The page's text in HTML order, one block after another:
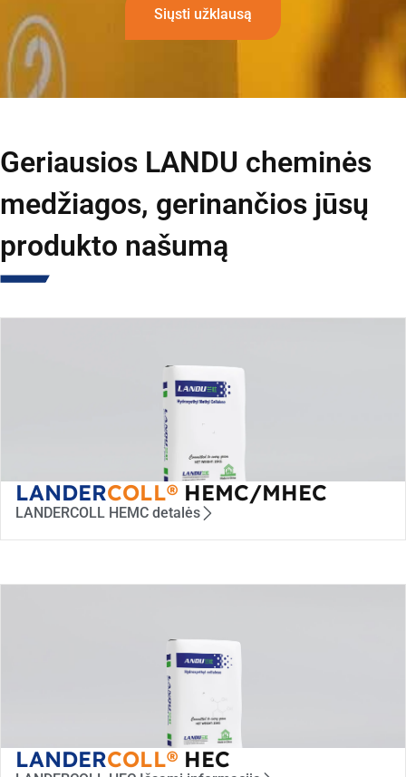
Siųsti užklausą
Geriausios LANDU cheminės
medžiagos, gerinančios jūsų
produkto našumą
LANDERCOLL® HEMC/MHEC
LANDERCOLL HEMC detalės
LANDERCOLL® HEC